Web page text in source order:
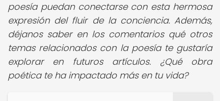
poesía puedan conectarse con esta hermosa
expresión del fluir de la conciencia. Además,
déjanos saber en los comentarios qué otros
temas relacionados con la poesía te gustaría
explorar en futuros artículos. ¿Qué obra
poética te ha impactado más en tu vida?